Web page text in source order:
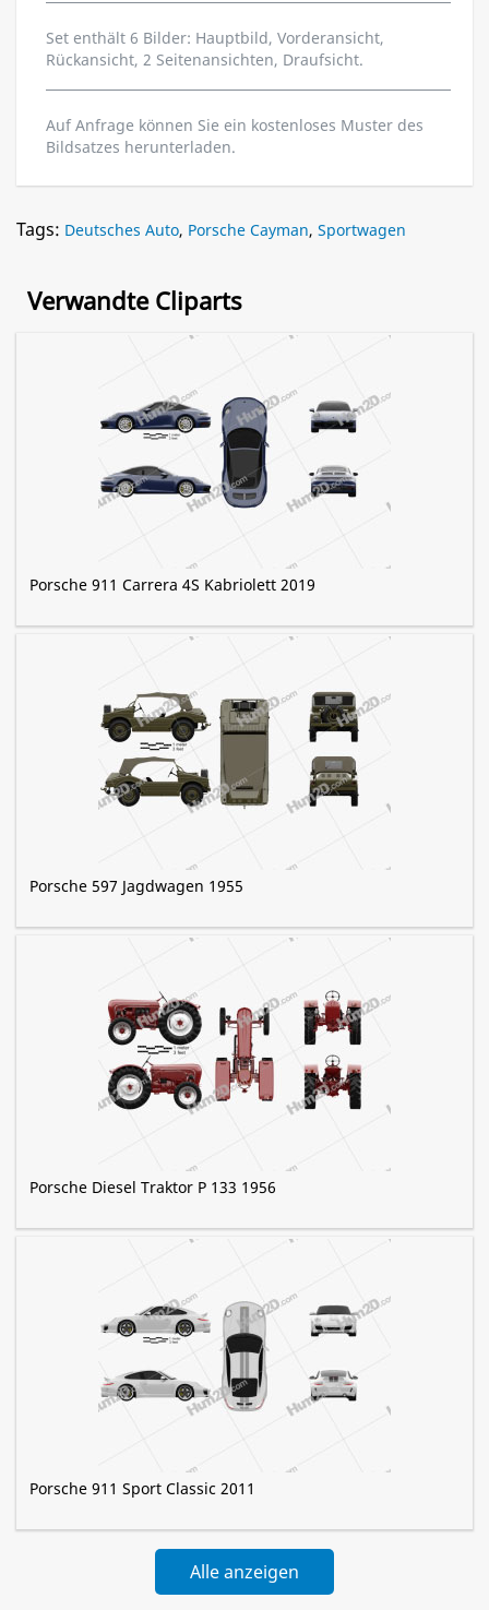
Set enthält 6 Bilder: Hauptbild, Vorderansicht,
Rückansicht, 2 Seitenansichten, Draufsicht.
Auf Anfrage können Sie ein kostenloses Muster des
Bildsatzes herunterladen.
Tags: Deutsches Auto, Porsche Cayman, Sportwagen
Verwandte Cliparts
Porsche 911 Carrera 4S Kabriolett 2019
Porsche 597 Jagdwagen 1955
Porsche Diesel Traktor P 133 1956
Porsche 911 Sport Classic 2011
Alle anzeigen